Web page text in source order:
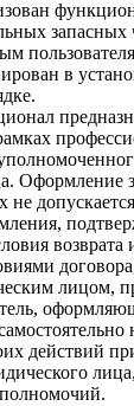
в
Оформление
возврата
лицом,
действий